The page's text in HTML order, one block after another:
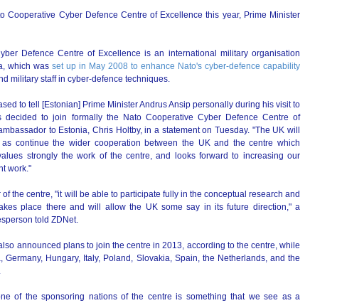
Cooperative Cyber Defence Centre of Excellence this year, Prime Minister
Defence Centre of Excellence is an international military organisation
which was set up in May 2008 to enhance Nato's cyber-defence capability
military staff in cyber-defence techniques.
to tell [Estonian] Prime Minister Andrus Ansip personally during his visit to
decided to join formally the Nato Cooperative Cyber Defence Centre of
to Estonia, Chris Holtby, in a statement on Tuesday. "The UK will
continue the wider cooperation between the UK and the centre which
strongly the work of the centre, and looks forward to increasing our
work."
the centre, "it will be able to participate fully in the conceptual research and
place there and will allow the UK some say in its future direction," a
told ZDNet.
announced plans to join the centre in 2013, according to the centre, while
Germany, Hungary, Italy, Poland, Slovakia, Spain, the Netherlands, and the
of the sponsoring nations of the centre is something that we see as a